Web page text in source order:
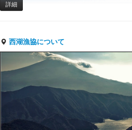
詳細
西湖漁協について